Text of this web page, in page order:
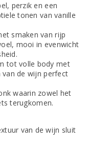
perzik en een
tonen van vanille
smaken van rijp
mooi in evenwicht
tot volle body met
de wijn perfect
waarin zowel het
terugkomen.
van de wijn sluit